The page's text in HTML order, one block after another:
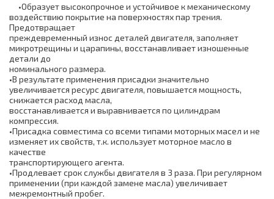
•Образует высокопрочное и устойчивое к механическому
воздействию покрытие на поверхностях пар трения.
Предотвращает
преждевременный износ деталей двигателя, заполняет
микротрещины и царапины, восстанавливает изношенные
детали до
номинального размера.
•В результате применения присадки значительно
увеличивается ресурс двигателя, повышается мощность,
снижается расход масла,
восстанавливается и выравнивается по цилиндрам
компрессия.
•Присадка совместима со всеми типами моторных масел и не
изменяет их свойств, т.к. использует моторное масло в
качестве
транспортирующего агента.
•Продлевает срок службы двигателя в 3 раза. При регулярном
применении (при каждой замене масла) увеличивает
межремонтный пробег.